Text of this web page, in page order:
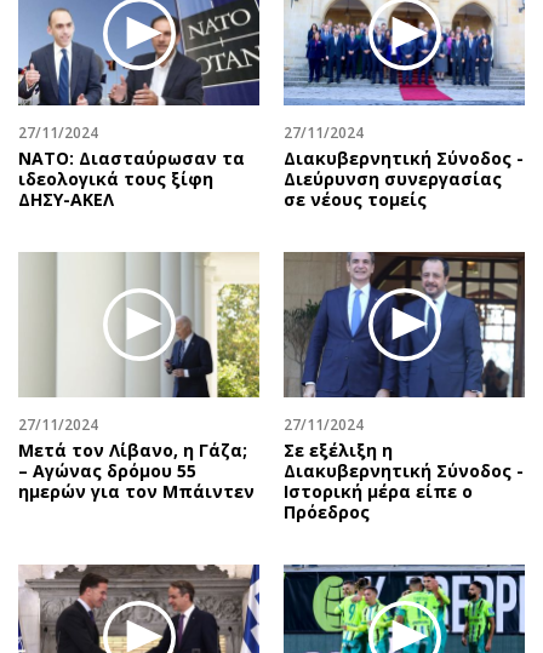
27/11/2024
ΝΑΤΟ: Διασταύρωσαν τα
ιδεολογικά τους ξίφη
ΔΗΣΥ-ΑΚΕΛ
27/11/2024
Διακυβερνητική Σύνοδος -
Διεύρυνση συνεργασίας
σε νέους τομείς
27/11/2024
Μετά τον Λίβανο, η Γάζα;
– Αγώνας δρόμου 55
ημερών για τον Μπάιντεν
27/11/2024
Σε εξέλιξη η
Διακυβερνητική Σύνοδος -
Ιστορική μέρα είπε ο
Πρόεδρος